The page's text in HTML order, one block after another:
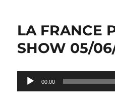
LA FRANCE
SHOW 05/
Lecteur
audio
00:00